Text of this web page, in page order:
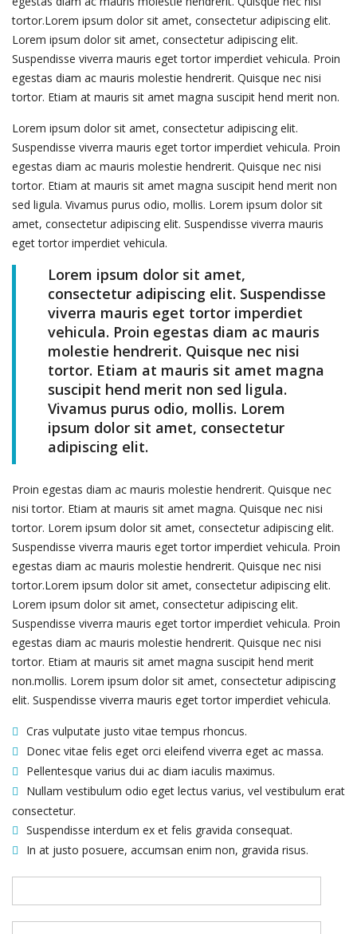
tortor.Lorem ipsum dolor sit amet, consectetur adipiscing elit.
Lorem ipsum dolor sit amet, consectetur adipiscing elit.
Suspendisse viverra mauris eget tortor imperdiet vehicula. Proin
egestas diam ac mauris molestie hendrerit. Quisque nec nisi
tortor. Etiam at mauris sit amet magna suscipit hend merit non.
Lorem ipsum dolor sit amet, consectetur adipiscing elit.
Suspendisse viverra mauris eget tortor imperdiet vehicula. Proin
egestas diam ac mauris molestie hendrerit. Quisque nec nisi
tortor. Etiam at mauris sit amet magna suscipit hend merit non
sed ligula. Vivamus purus odio, mollis. Lorem ipsum dolor sit
amet, consectetur adipiscing elit. Suspendisse viverra mauris
eget tortor imperdiet vehicula.
Lorem ipsum dolor sit amet,
consectetur adipiscing elit. Suspendisse
viverra mauris eget tortor imperdiet
vehicula. Proin egestas diam ac mauris
molestie hendrerit. Quisque nec nisi
tortor. Etiam at mauris sit amet magna
suscipit hend merit non sed ligula.
Vivamus purus odio, mollis. Lorem
ipsum dolor sit amet, consectetur
adipiscing elit.
Proin egestas diam ac mauris molestie hendrerit. Quisque nec
nisi tortor. Etiam at mauris sit amet magna. Quisque nec nisi
tortor. Lorem ipsum dolor sit amet, consectetur adipiscing elit.
Suspendisse viverra mauris eget tortor imperdiet vehicula. Proin
egestas diam ac mauris molestie hendrerit. Quisque nec nisi
tortor.Lorem ipsum dolor sit amet, consectetur adipiscing elit.
Lorem ipsum dolor sit amet, consectetur adipiscing elit.
Suspendisse viverra mauris eget tortor imperdiet vehicula. Proin
egestas diam ac mauris molestie hendrerit. Quisque nec nisi
tortor. Etiam at mauris sit amet magna suscipit hend merit
non.mollis. Lorem ipsum dolor sit amet, consectetur adipiscing
elit. Suspendisse viverra mauris eget tortor imperdiet vehicula.
Cras vulputate justo vitae tempus rhoncus.
Donec vitae felis eget orci eleifend viverra eget ac massa.
Pellentesque varius dui ac diam iaculis maximus.
Nullam vestibulum odio eget lectus varius, vel vestibulum erat
consectetur.
Suspendisse interdum ex et felis gravida consequat.
In at justo posuere, accumsan enim non, gravida risus.